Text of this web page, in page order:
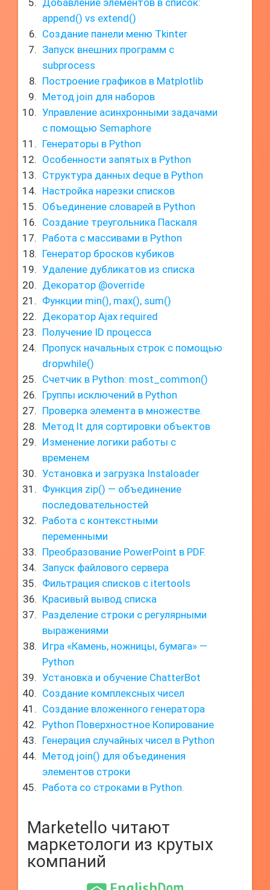
Добавление элементов в список:
append() vs extend()
Создание панели меню Tkinter
Запуск внешних программ с
subprocess
Построение графиков в Matplotlib
Метод join для наборов
Управление асинхронными задачами
с помощью Semaphore
Генераторы в Python
Особенности запятых в Python
Структура данных deque в Python
Настройка нарезки списков
Объединение словарей в Python
Создание треугольника Паскаля
Работа с массивами в Python
Генератор бросков кубиков
Удаление дубликатов из списка
Декоратор @override
Функции min(), max(), sum()
Декоратор Ajax required
Получение ID процесса
Пропуск начальных строк с помощью
dropwhile()
Счетчик в Python: most_common()
Группы исключений в Python
Проверка элемента в множестве.
Метод lt для сортировки объектов
Изменение логики работы с
временем
Установка и загрузка Instaloader
Функция zip() — объединение
последовательностей
Работа с контекстными
переменными
Преобразование PowerPoint в PDF.
Запуск файлового сервера
Фильтрация списков с itertools
Красивый вывод списка
Разделение строки с регулярными
выражениями
Игра «Камень, ножницы, бумага» —
Python
Установка и обучение ChatterBot
Создание комплексных чисел
Создание вложенного генератора
Python Поверхностное Копирование
Генерация случайных чисел в Python
Метод join() для объединения
элементов строки
Работа со строками в Python.
Marketello читают
маркетологи из крутых
компаний